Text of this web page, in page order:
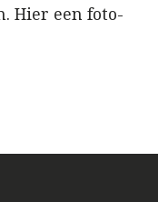
Hier een foto-